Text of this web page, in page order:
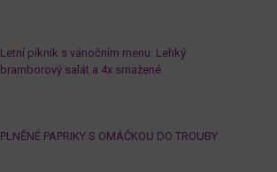
Letní piknik s vánočním menu: Lehký
bramborový salát a 4x smažené
PLNĚNÉ PAPRIKY S OMÁČKOU DO TROUBY